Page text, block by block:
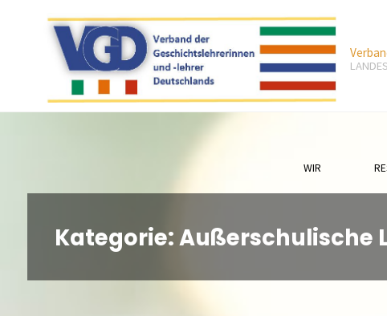
WIR
Kategorie:Außerschulische